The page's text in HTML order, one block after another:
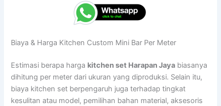
Biaya & Harga Kitchen Custom Mini Bar Per Meter
Estimasi berapa harga kitchen set Harapan Jaya biasanya
dihitung per meter dari ukuran yang diproduksi. Selain itu,
biaya kitchen set berpengaruh juga terhadap tingkat
kesulitan atau model, pemilihan bahan material, aksesoris